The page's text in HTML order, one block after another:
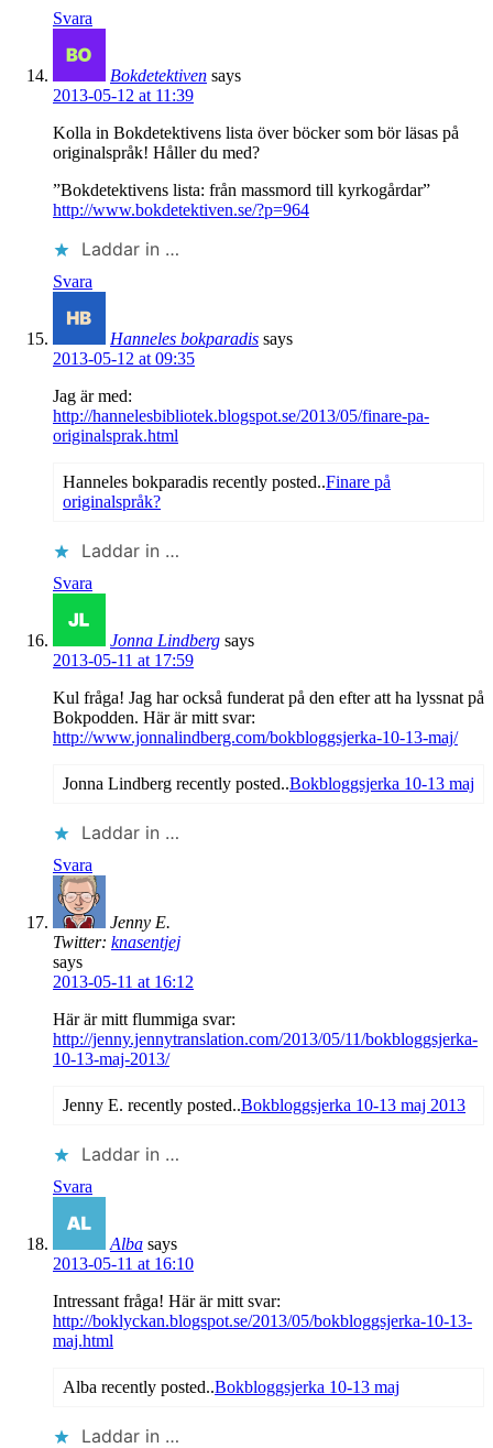
Svara
Bokdetektiven says
2013-05-12 at 11:39
Kolla in Bokdetektivens lista över böcker som bör läsas på
originalspråk! Håller du med?
”Bokdetektivens lista: från massmord till kyrkogårdar”
http://www.bokdetektiven.se/?p=964
Laddar in …
Svara
Hanneles bokparadis says
2013-05-12 at 09:35
Jag är med:
http://hannelesbibliotek.blogspot.se/2013/05/finare-pa-
originalsprak.html
Hanneles bokparadis recently posted..Finare på
originalspråk?
Laddar in …
Svara
Jonna Lindberg says
2013-05-11 at 17:59
Kul fråga! Jag har också funderat på den efter att ha lyssnat på
Bokpodden. Här är mitt svar:
http://www.jonnalindberg.com/bokbloggsjerka-10-13-maj/
Jonna Lindberg recently posted..Bokbloggsjerka 10-13 maj
Laddar in …
Svara
Jenny E.
Twitter: knasentjej
says
2013-05-11 at 16:12
Här är mitt flummiga svar:
http://jenny.jennytranslation.com/2013/05/11/bokbloggsjerka-
10-13-maj-2013/
Jenny E. recently posted..Bokbloggsjerka 10-13 maj 2013
Laddar in …
Svara
Alba says
2013-05-11 at 16:10
Intressant fråga! Här är mitt svar:
http://boklyckan.blogspot.se/2013/05/bokbloggsjerka-10-13-
maj.html
Alba recently posted..Bokbloggsjerka 10-13 maj
Laddar in …